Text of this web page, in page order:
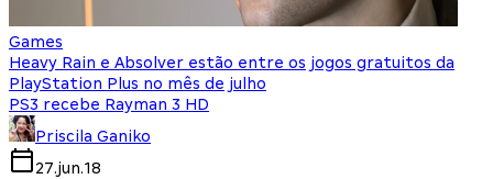
Games
Heavy Rain e Absolver estão entre os jogos gratuitos da
PlayStation Plus no mês de julho
PS3 recebe Rayman 3 HD
Priscila Ganiko
27.jun.18